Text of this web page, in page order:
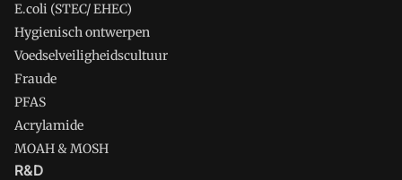
E.coli (STEC/ EHEC)
Hygienisch ontwerpen
Voedselveiligheidscultuur
Fraude
PFAS
Acrylamide
MOAH & MOSH
R&D